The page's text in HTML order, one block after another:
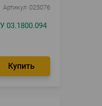
Артикул 025076
03.1800.094